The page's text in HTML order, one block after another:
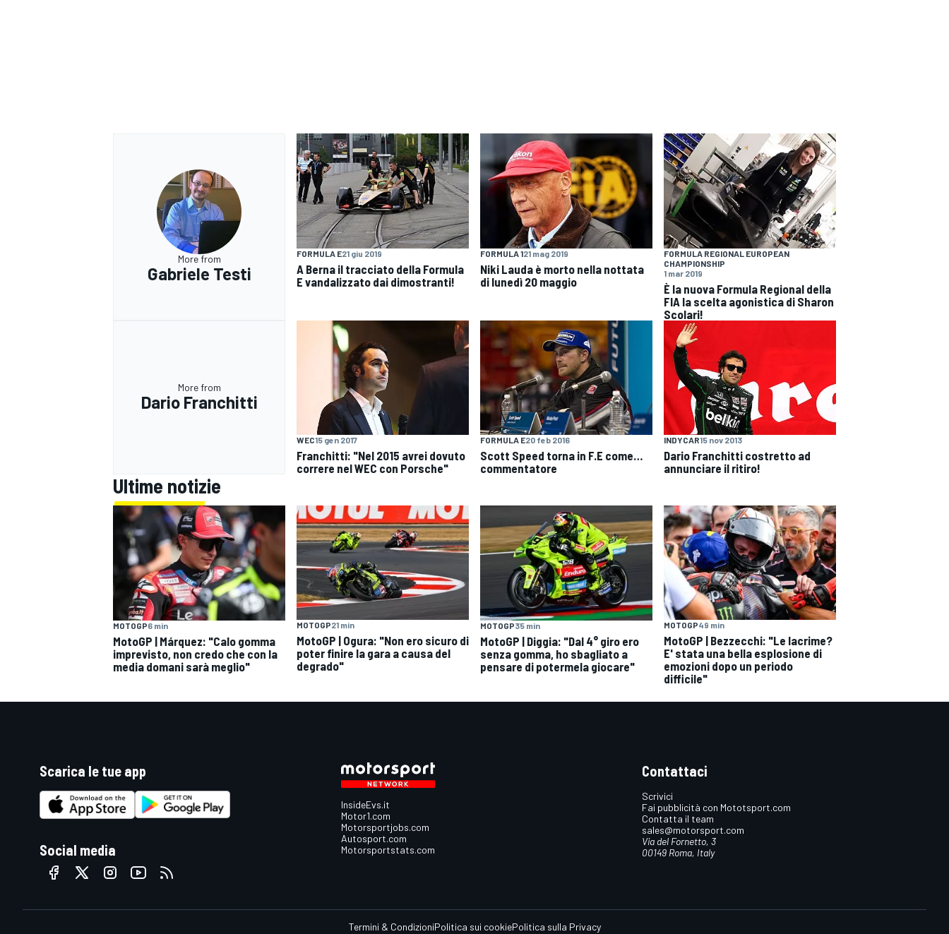
RALLY
More from
Gabriele Testi
FORMULA E21 giu 2019
A Berna il tracciato della Formula
E vandalizzato dai dimostranti!
FORMULA 121 mag 2019
Niki Lauda è morto nella nottata
di lunedì 20 maggio
FORMULA REGIONAL EUROPEAN
CHAMPIONSHIP
1 mar 2019
È la nuova Formula Regional della
FIA la scelta agonistica di Sharon
Scolari!
More from
Dario Franchitti
WEC15 gen 2017
Franchitti: "Nel 2015 avrei dovuto
correre nel WEC con Porsche"
FORMULA E20 feb 2016
Scott Speed torna in F.E come…
commentatore
INDYCAR15 nov 2013
Dario Franchitti costretto ad
annunciare il ritiro!
Ultime notizie
MOTOGP6 min
MotoGP | Márquez: "Calo gomma
imprevisto, non credo che con la
media domani sarà meglio"
MOTOGP21 min
MotoGP | Ogura: "Non ero sicuro di
poter finire la gara a causa del
degrado"
MOTOGP35 min
MotoGP | Diggia: "Dal 4° giro ero
senza gomma, ho sbagliato a
pensare di potermela giocare"
MOTOGP49 min
MotoGP | Bezzecchi: "Le lacrime?
E' stata una bella esplosione di
emozioni dopo un periodo
difficile"
Scarica le tue app
Social media
InsideEvs.it
Motor1.com
Motorsportjobs.com
Autosport.com
Motorsportstats.com
Contattaci
Scrivici
Fai pubblicità con Mototsport.com
Contatta il team
sales@motorsport.com
Via del Fornetto, 3
00149 Roma, Italy
Termini & CondizioniPolitica sui cookiePolitica sulla Privacy